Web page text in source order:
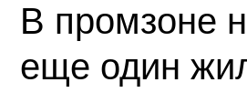
В промзоне
еще один